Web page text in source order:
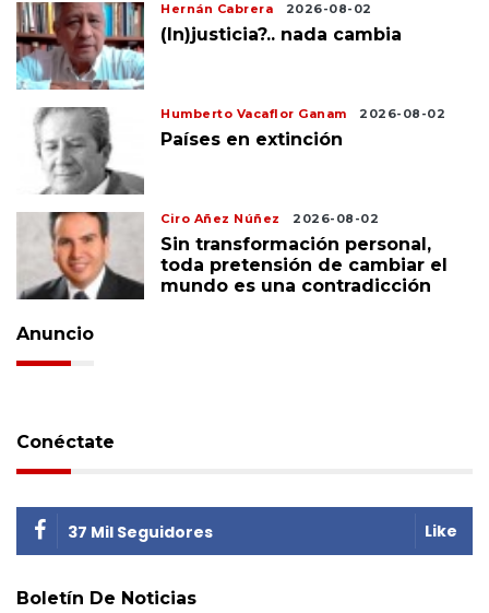
Hernán Cabrera 2026-08-02
(In)justicia?.. nada cambia
Humberto Vacaflor Ganam 2026-08-02
Países en extinción
Ciro Añez Núñez 2026-08-02
Sin transformación personal,
toda pretensión de cambiar el
mundo es una contradicción
Anuncio
Conéctate
37 Mil Seguidores Like
Boletín De Noticias